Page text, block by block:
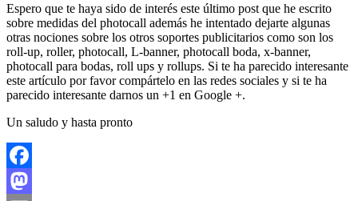
Espero que te haya sido de interés este último post que he escrito
sobre medidas del photocall además he intentado dejarte algunas
otras nociones sobre los otros soportes publicitarios como son los
roll-up, roller, photocall, L-banner, photocall boda, x-banner,
photocall para bodas, roll ups y rollups. Si te ha parecido interesante
este artículo por favor compártelo en las redes sociales y si te ha
parecido interesante darnos un +1 en Google +.
Un saludo y hasta pronto
Facebook